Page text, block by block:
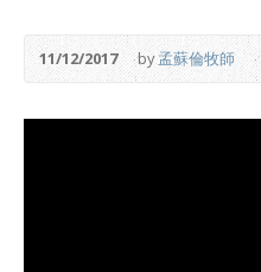
11/12/2017 by孟蘇倫牧師